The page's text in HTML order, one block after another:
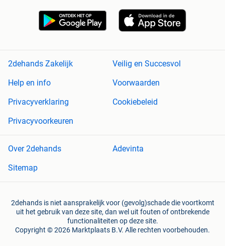
2dehands Zakelijk
Veilig en Succesvol
Help en info
Voorwaarden
Privacyverklaring
Cookiebeleid
Privacyvoorkeuren
Over 2dehands
Adevinta
Sitemap
2dehands is niet aansprakelijk voor (gevolg)schade die voortkomt
uit het gebruik van deze site, dan wel uit fouten of ontbrekende
functionaliteiten op deze site.
Copyright © 2026 Marktplaats B.V. Alle rechten voorbehouden.